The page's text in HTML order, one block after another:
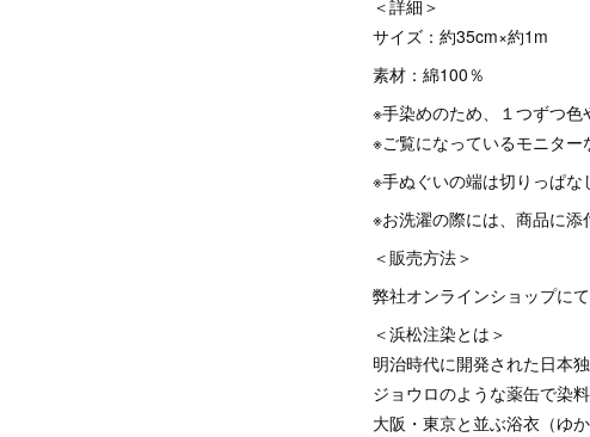
＜詳細＞
サイズ：約35cm×約1m
素材：綿100％
※手染めのため、１つずつ色
※ご覧になっているモニター
※手ぬぐいの端は切りっぱな
※お洗濯の際には、商品に添
＜販売方法＞
弊社オンラインショップに
＜浜松注染とは＞
明治時代に開発された日本
ジョウロのような薬缶で染
大阪・東京と並ぶ浴衣（ゆ